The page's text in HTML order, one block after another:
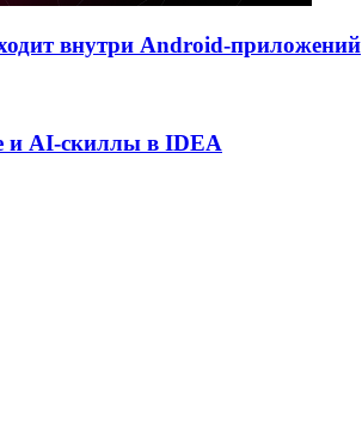
внутри Android-приложений
и AI-скиллы в IDEA